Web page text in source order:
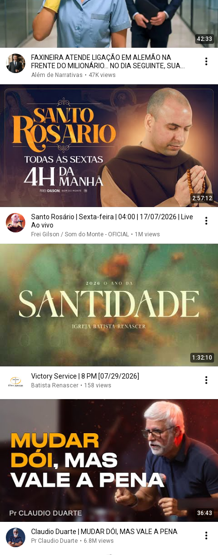
42:33
FAXINEIRA ATENDE LIGAÇÃO EM ALEMÃO NA
FRENTE DO MILIONÁRIO… NO DIA SEGUINTE, SUA
VIDA MUDOU
Além de Narrativas • 47K views
2:57:12
Santo Rosário | Sexta-feira | 04:00 | 17/07/2026 | Live
Ao vivo
Frei Gilson / Som do Monte - OFICIAL • 1M views
1:32:10
Victory Service | 8 PM [07/29/2026]
Batista Renascer • 158 views
36:43
Claudio Duarte | MUDAR DÓI, MAS VALE A PENA
Pr Claudio Duarte • 6.8M views